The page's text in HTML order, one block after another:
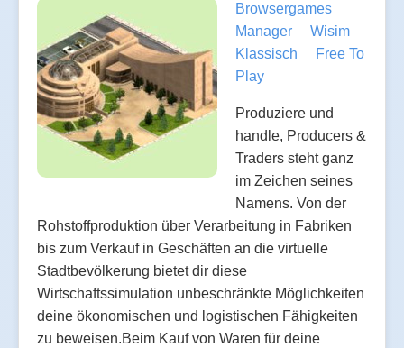
Browsergames
Manager
Wisim
Klassisch
Free To
Play
Produziere und
handle, Producers &
Traders steht ganz
im Zeichen seines
Namens. Von der
Rohstoffproduktion über Verarbeitung in Fabriken
bis zum Verkauf in Geschäften an die virtuelle
Stadtbevölkerung bietet dir diese
Wirtschaftssimulation unbeschränkte Möglichkeiten
deine ökonomischen und logistischen Fähigkeiten
zu beweisen.Beim Kauf von Waren für deine